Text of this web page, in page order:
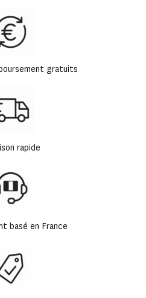
gratuits
rapide
basé en France